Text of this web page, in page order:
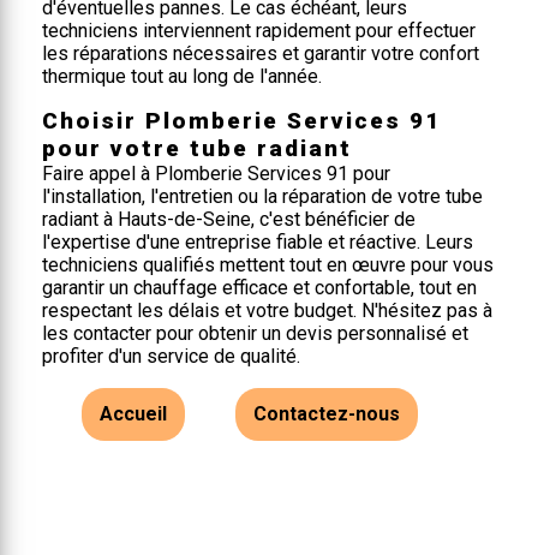
d'éventuelles pannes. Le cas échéant, leurs
techniciens interviennent rapidement pour effectuer
les réparations nécessaires et garantir votre confort
thermique tout au long de l'année.
Choisir Plomberie Services 91
pour votre tube radiant
Faire appel à Plomberie Services 91 pour
l'installation, l'entretien ou la réparation de votre tube
radiant à Hauts-de-Seine, c'est bénéficier de
l'expertise d'une entreprise fiable et réactive. Leurs
techniciens qualifiés mettent tout en œuvre pour vous
garantir un chauffage efficace et confortable, tout en
respectant les délais et votre budget. N'hésitez pas à
les contacter pour obtenir un devis personnalisé et
profiter d'un service de qualité.
Accueil Contactez-nous